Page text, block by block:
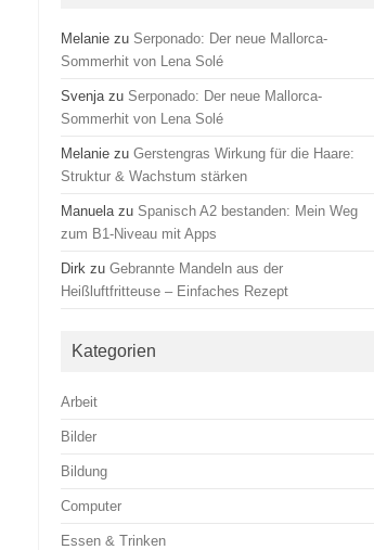
Melanie zu Serponado: Der neue Mallorca-
Sommerhit von Lena Solé
Svenjazu Serponado: Der neue Mallorca-
Sommerhit von Lena Solé
Melanie zuGerstengras Wirkung für die Haare:
Struktur & Wachstum stärken
Manuelazu Spanisch A2 bestanden: Mein Weg
zum B1-Niveau mit Apps
Dirk zuGebrannte Mandeln aus der
Heißluftfritteuse – Einfaches Rezept
Kategorien
Arbeit
Bilder
Bildung
Computer
Essen & Trinken